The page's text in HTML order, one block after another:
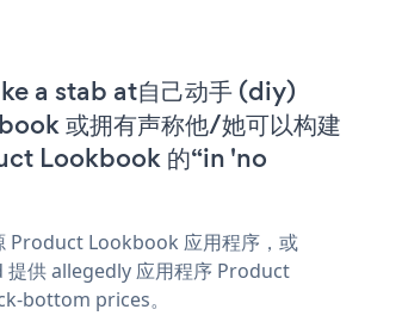
a stab at自己动手 (diy)
或拥有声称他/她可以构建
Lookbook 的“in 'no
Product Lookbook 应用程序，或
供 allegedly 应用程序 Product
bottom prices。